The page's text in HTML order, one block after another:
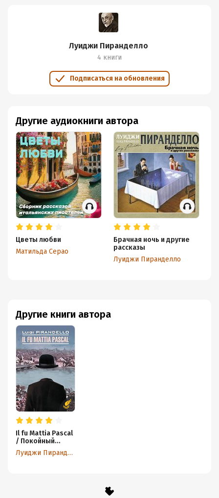
Не повезло в бизнесе - усугубил
Луиджи Пиранделло
4 книги
Подписаться на обновления
Другие книги автора
Il fu Mattia Pascal
/ Покойный
Маттиа Паскаль.
Книга для чтения
Луиджи Пиранделло
Другие аудиокниги автора
Цветы любви
Матильда Серао
Брачная ночь и другие
рассказы
Луиджи Пиранделло